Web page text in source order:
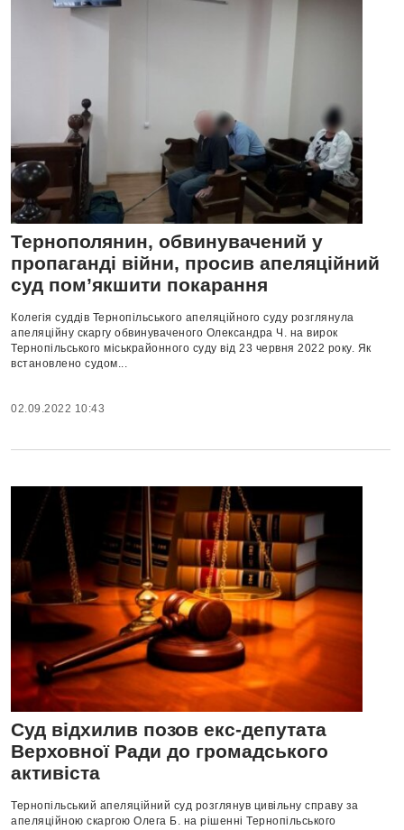
Тернополянин, обвинувачений у
пропаганді війни, просив апеляційний
суд пом’якшити покарання
Колегія суддів Тернопільського апеляційного суду розглянула
апеляційну скаргу обвинуваченого Олександра Ч. на вирок
Тернопільського міськрайонного суду від 23 червня 2022 року. Як
встановлено судом...
02.09.2022 10:43
Суд відхилив позов екс-депутата
Верховної Ради до громадського
активіста
Тернопільський апеляційний суд розглянув цивільну справу за
апеляційною скаргою Олега Б. на рішенні Тернопільського